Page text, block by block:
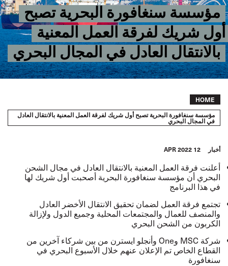
مؤسسة سنغافورة البحرية تصبح
أول شريك لفرقة العمل المعنية
بالانتقال العادل في المجال البحري
Breadcrumb
HOME
مؤسسة سنغافورة البحرية تصبح أول شريك لفرقة العمل المعنية بالانتقال العادل
في المجال البحري
أخبار 12 APR 2022
أعلنت فرقة العمل المعنية بالانتقال العادل في مجال الشحن
البحري أن مؤسسة سنغافورة البحرية أصحبت أول شريك لها
في هذا البرنامج
تجتمع فرقة العمل لضمان تحقيق الانتقال الأخضر العادل
والمنصف للعمال والمجتمعات المحلية وجميع الدول ولإزالة
الكربون من الشحن البحري
شركة MSC وOne وأنجلو ايسترن من بين شركاء آخرين من
القطاع الخاص تم الإعلان عنهم خلال الأسبوع البحري في
سنغافورة